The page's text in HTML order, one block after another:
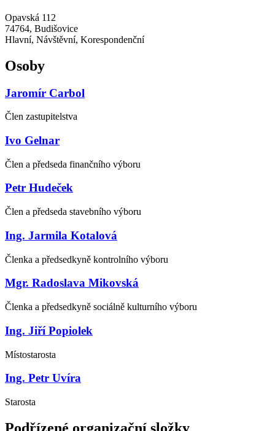
Opavská 112
74764, Budišovice
Hlavní, Návštěvní, Korespondenční
Osoby
Jaromír Carbol
Člen zastupitelstva
Ivo Gelnar
Člen a předseda finančního výboru
Petr Hudeček
Člen a předseda stavebního výboru
Ing. Jarmila Kotalová
Členka a předsedkyně kontrolního výboru
Mgr. Radoslava Mikovská
Členka a předsedkyně sociálně kulturního výboru
Ing. Jiří Popiolek
Místostarosta
Ing. Petr Uvíra
Starosta